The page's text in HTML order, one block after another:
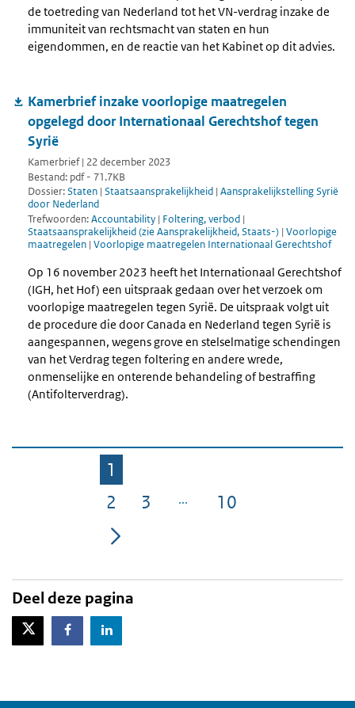
de toetreding van Nederland tot het VN-verdrag inzake de
immuniteit van rechtsmacht van staten en hun
eigendommen, en de reactie van het Kabinet op dit advies.
Kamerbrief inzake voorlopige maatregelen
opgelegd door Internationaal Gerechtshof tegen
Syrië
Kamerbrief | 22 december 2023
Bestand: pdf - 71.7KB
Dossier:Staten | Staatsaansprakelijkheid | Aansprakelijkstelling Syrië
door Nederland
Trefwoorden:Accountability | Foltering, verbod |
Staatsaansprakelijkheid (zie Aansprakelijkheid, Staats-) | Voorlopige
maatregelen | Voorlopige maatregelen Internationaal Gerechtshof
Op 16 november 2023 heeft het Internationaal Gerechtshof
(IGH, het Hof) een uitspraak gedaan over het verzoek om
voorlopige maatregelen tegen Syrië. De uitspraak volgt uit
de procedure die door Canada en Nederland tegen Syrië is
aangespannen, wegens grove en stelselmatige schendingen
van het Verdrag tegen foltering en andere wrede,
onmenselijke en onterende behandeling of bestraffing
(Antifolterverdrag).
Pagina
1
Pagina
2 Pagina
3 Pagina
10
Deel deze pagina
X-TwitterFacebookLinkedIn